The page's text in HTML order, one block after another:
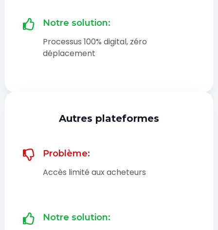
Notre solution:
Processus 100% digital, zéro
déplacement
Autres plateformes
Problème:
Accès limité aux acheteurs
Notre solution: